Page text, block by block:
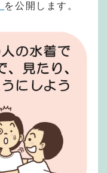
を公開します。